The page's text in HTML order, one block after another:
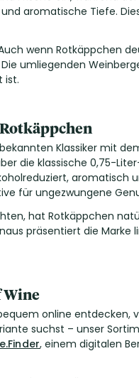
aromatische Tiefe.
wenn Rotkäppchen
umliegenden
ist.
Klassiker mit
die klassische 0,75-
aromatisch
für ungezwungene
hat Rotkäppchen
präsentiert die
Wine
online
suchst – unser
, einem digitalen